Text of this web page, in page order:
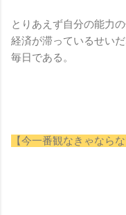
とりあえず自分の能力
経済が滞っているせい
毎日である。
【今一番観なきゃなら